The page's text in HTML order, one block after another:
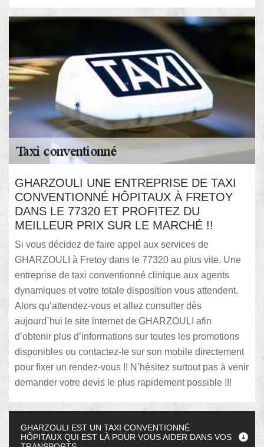
GHARZOULI UNE ENTREPRISE DE TAXI
CONVENTIONNÉ HÔPITAUX À FRETOY
DANS LE 77320 ET PROFITEZ DU
MEILLEUR PRIX SUR LE MARCHÉ !!
Si vous décidez de faire appel aux services de
GHARZOULI à Fretoy dans le 77320 au plus vite. Une
entreprise de taxi conventionné clinique aux agents
dynamiques et votre totale disposition vous attendent.
Alors qu’attendez-vous et allez consulter dès
aujourd`hui le site internet de GHARZOULI afin
d’obtenir plus d’informations sur toutes les promotions
disponibles ou contactez-le sur son mobile directement
pour fixer un rendez-vous !! N’hésitez surtout pas à venir
demander votre devis le plus rapidement possible !!!
GHARZOULI EST UN TAXI CONVENTIONNÉ
HÔPITAUX QUI EST LÀ POUR VOUS AIDER DANS VOS